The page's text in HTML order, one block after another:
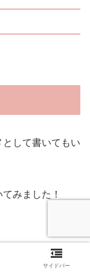
して書いてもい
みました！
いので立ち歩い
サイドバー